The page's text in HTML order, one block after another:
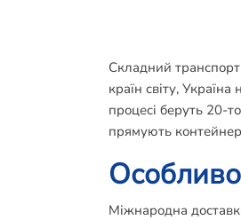
Складний
країн світу,
процесі беруть 20-
прямують
Міжнародна